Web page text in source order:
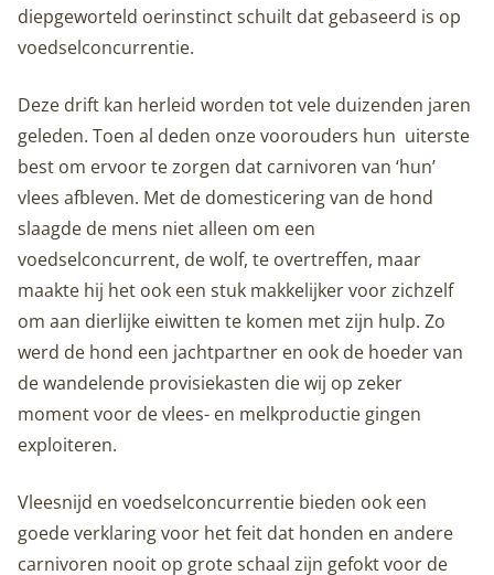
diepgeworteld oerinstinct schuilt dat gebaseerd is op
voedselconcurrentie.
Deze drift kan herleid worden tot vele duizenden jaren
geleden. Toen al deden onze voorouders hun uiterste
best om ervoor te zorgen dat carnivoren van ‘hun’
vlees afbleven. Met de domesticering van de hond
slaagde de mens niet alleen om een
voedselconcurrent, de wolf, te overtreffen, maar
maakte hij het ook een stuk makkelijker voor zichzelf
om aan dierlijke eiwitten te komen met zijn hulp. Zo
werd de hond een jachtpartner en ook de hoeder van
de wandelende provisiekasten die wij op zeker
moment voor de vlees- en melkproductie gingen
exploiteren.
Vleesnijd en voedselconcurrentie bieden ook een
goede verklaring voor het feit dat honden en andere
carnivoren nooit op grote schaal zijn gefokt voor de